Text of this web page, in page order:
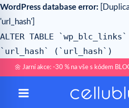
WordPress database error:
'url_hash']
ALTER TABLE `wp_blc_links`
`url_hash` (`url_hash`)
🌼 Jarní akce: -30 % na vše s kódem